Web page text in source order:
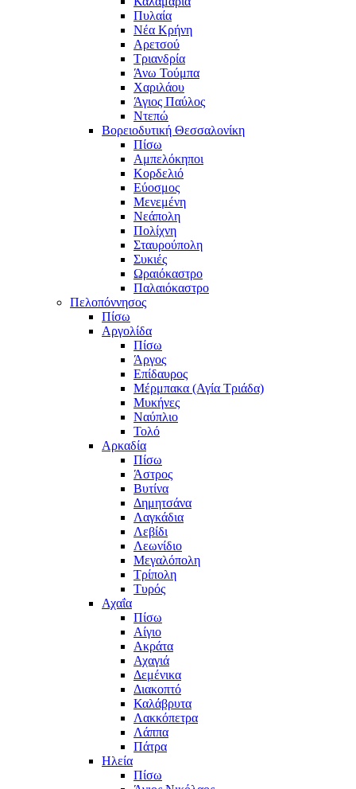
Πυλαία
Νέα Κρήνη
Αρετσού
Τριανδρία
Άνω Τούμπα
Χαριλάου
Άγιος Παύλος
Ντεπώ
Βορειοδυτική Θεσσαλονίκη
Πίσω
Αμπελόκηποι
Κορδελιό
Εύοσμος
Μενεμένη
Νεάπολη
Πολίχνη
Σταυρούπολη
Συκιές
Ωραιόκαστρο
Παλαιόκαστρο
Πελοπόννησος
Πίσω
Αργολίδα
Πίσω
Άργος
Επίδαυρος
Μέρμπακα (Αγία Τριάδα)
Μυκήνες
Ναύπλιο
Τολό
Αρκαδία
Πίσω
Άστρος
Βυτίνα
Δημητσάνα
Λαγκάδια
Λεβίδι
Λεωνίδιο
Μεγαλόπολη
Τρίπολη
Τυρός
Αχαΐα
Πίσω
Αίγιο
Ακράτα
Αχαγιά
Δεμένικα
Διακοπτό
Καλάβρυτα
Λακκόπετρα
Λάππα
Πάτρα
Ηλεία
Πίσω